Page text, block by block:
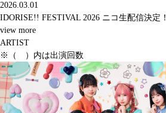
2026.03.01
IDORISE!! FESTIVAL 2026 ニコ生配信決定！
view more
ARTIST
※（ ）内は出演回数